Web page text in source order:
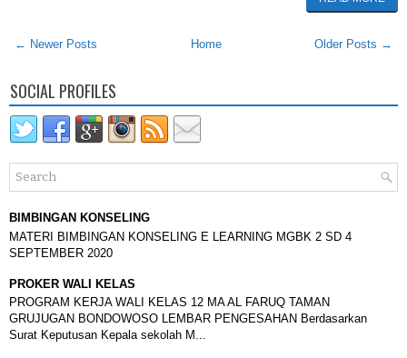
← Newer Posts Older Posts →
Home
SOCIAL PROFILES
BIMBINGAN KONSELING
MATERI BIMBINGAN KONSELING E LEARNING MGBK 2 SD 4
SEPTEMBER 2020
PROKER WALI KELAS
PROGRAM KERJA WALI KELAS 12 MA AL FARUQ TAMAN
GRUJUGAN BONDOWOSO LEMBAR PENGESAHAN Berdasarkan
Surat Keputusan Kepala sekolah M...